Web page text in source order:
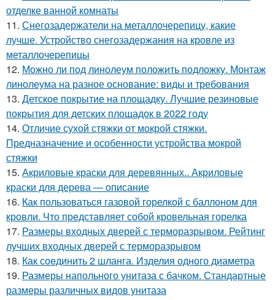
отделке ванной комнаты
11. Снегозадержатели на металлочерепицу, какие
лучше. Устройство снегозадержания на кровле из
металлочерепицы
12. Можно ли под линолеум положить подложку. Монтаж
линолеума на разное основание: виды и требования
13. Детское покрытие на площадку. Лучшие резиновые
покрытия для детских площадок в 2022 году
14. Отличие сухой стяжки от мокрой стяжки.
Предназначение и особенности устройства мокрой
стяжки
15. Акриловые краски для деревянных.. Акриловые
краски для дерева — описание
16. Как пользоваться газовой горелкой с баллоном для
кровли. Что представляет собой кровельная горелка
17. Размеры входных дверей с терморазрывом. Рейтинг
лучших входных дверей с терморазрывом
18. Как соединить 2 шланга. Изделия одного диаметра
19. Размеры напольного унитаза с бачком. Стандартные
размеры различных видов унитаза